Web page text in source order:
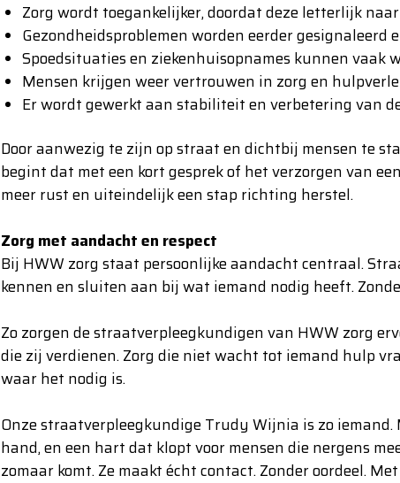
Zorg wordt toegankelijker, doordat deze letterlijk
Gezondheidsproblemen worden eerder gesignaleerd
Spoedsituaties en ziekenhuisopnames kunnen vaak
Mensen krijgen weer vertrouwen in zorg en
Er wordt gewerkt aan stabiliteit en verbetering van
Door aanwezig te zijn op straat en dichtbij mensen te
begint dat met een kort gesprek of het verzorgen van
meer rust en uiteindelijk een stap richting herstel.
Zorg met aandacht en respect
Bij HWW zorg staat persoonlijke aandacht centraal.
kennen en sluiten aan bij wat iemand nodig heeft.
Zo zorgen de straatverpleegkundigen van HWW zorg
die zij verdienen. Zorg die niet wacht tot iemand hulp
waar het nodig is.
Onze straatverpleegkundige Trudy Wijnia is zo
hand, en een hart dat klopt voor mensen die nergens
zomaar komt. Ze maakt écht contact. Zonder oordeel.